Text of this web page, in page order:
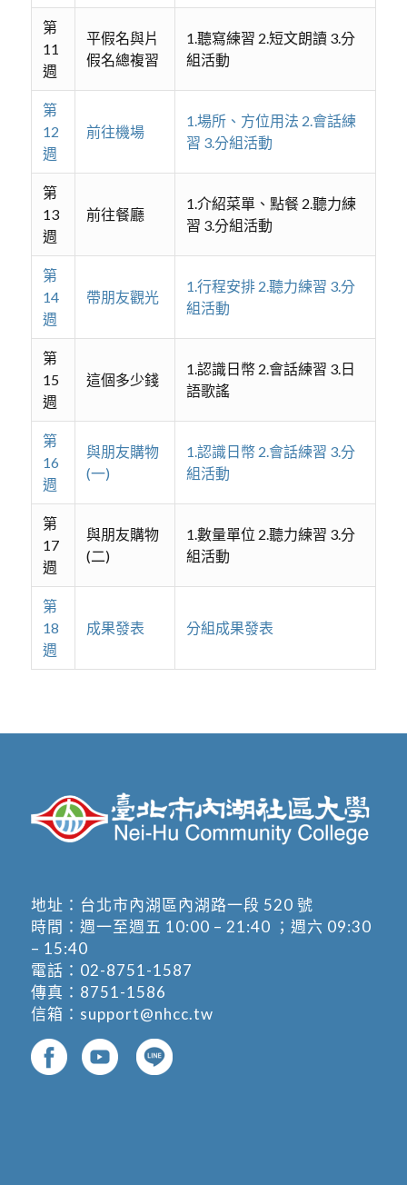
第
11
週
平假名與片
假名總複習
1.聽寫練習 2.短文朗讀 3.分
組活動
第
12
週
前往機場
1.場所、方位用法 2.會話練
習 3.分組活動
第
13
週
前往餐廳
1.介紹菜單、點餐 2.聽力練
習 3.分組活動
第
14
週
帶朋友觀光
1.行程安排 2.聽力練習 3.分
組活動
第
15
週
這個多少錢
1.認識日幣 2.會話練習 3.日
語歌謠
第
16
週
與朋友購物
(一)
1.認識日幣 2.會話練習 3.分
組活動
第
17
週
與朋友購物
(二)
1.數量單位 2.聽力練習 3.分
組活動
第
18
週
成果發表 分組成果發表
地址： 台北市內湖區內湖路一段 520 號
時間：週一至週五 10:00 – 21:40 ；週六 09:30
– 15:40
電話： 02-8751-1587
傳真：8751-1586
信箱： support@nhcc.tw